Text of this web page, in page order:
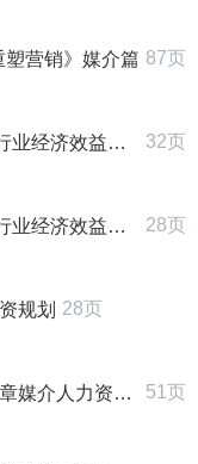
塑营销》媒介篇 87页
分析研究报告 32页
分析研究报告 28页
规划 28页
人力资源管理 51页